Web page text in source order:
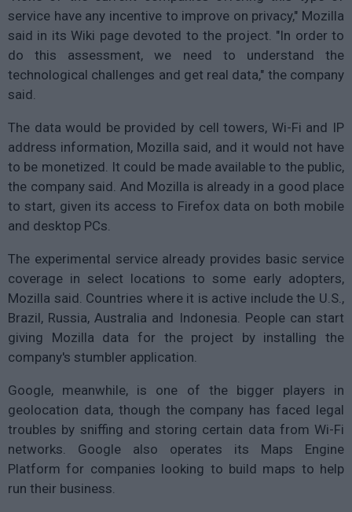
service have any incentive to improve on privacy," Mozilla
said in its Wiki page devoted to the project. "In order to
do this assessment, we need to understand the
technological challenges and get real data," the company
said.
The data would be provided by cell towers, Wi-Fi and IP
address information, Mozilla said, and it would not have
to be monetized. It could be made available to the public,
the company said. And Mozilla is already in a good place
to start, given its access to Firefox data on both mobile
and desktop PCs.
The experimental service already provides basic service
coverage in select locations to some early adopters,
Mozilla said. Countries where it is active include the U.S.,
Brazil, Russia, Australia and Indonesia. People can start
giving Mozilla data for the project by installing the
company's stumbler application.
Google, meanwhile, is one of the bigger players in
geolocation data, though the company has faced legal
troubles by sniffing and storing certain data from Wi-Fi
networks. Google also operates its Maps Engine
Platform for companies looking to build maps to help
run their business.